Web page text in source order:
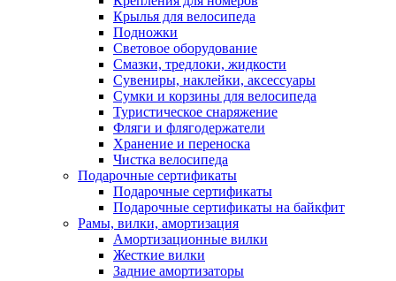
Крылья для велосипеда
Подножки
Световое оборудование
Смазки, тредлоки, жидкости
Сувениры, наклейки, аксессуары
Сумки и корзины для велосипеда
Туристическое снаряжение
Фляги и флягодержатели
Хранение и переноска
Чистка велосипеда
Подарочные сертификаты
Подарочные сертификаты
Подарочные сертификаты на байкфит
Рамы, вилки, амортизация
Амортизационные вилки
Жесткие вилки
Задние амортизаторы